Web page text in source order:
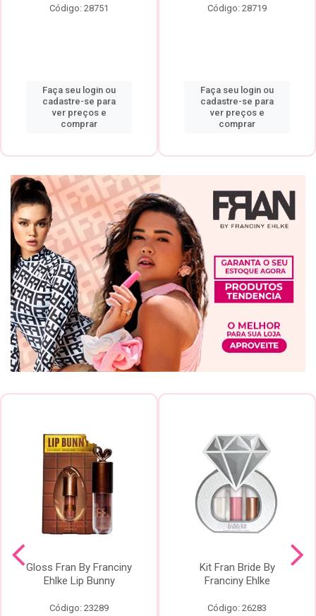
Código: 28751
Faça seu login ou
cadastre-se para
ver preços e
comprar
Código: 28719
Faça seu login ou
cadastre-se para
ver preços e
comprar
Gloss Fran By Franciny
Ehlke Lip Bunny
Código: 23289
Kit Fran Bride By
Franciny Ehlke
Código: 26283